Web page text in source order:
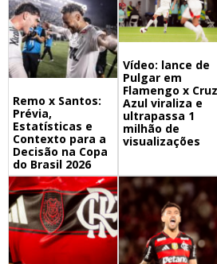
Remo x Santos:
Prévia,
Estatísticas e
Contexto para a
Decisão na Copa
do Brasil 2026
Vídeo: lance de
Pulgar em
Flamengo x Cruz
Azul viraliza e
ultrapassa 1
milhão de
visualizações